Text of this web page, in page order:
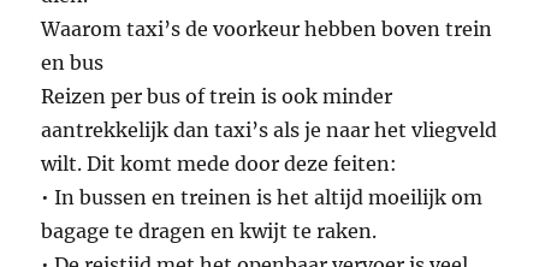
Waarom taxi’s de voorkeur hebben boven trein
en bus
Reizen per bus of trein is ook minder
aantrekkelijk dan taxi’s als je naar het vliegveld
wilt. Dit komt mede door deze feiten:
• In bussen en treinen is het altijd moeilijk om
bagage te dragen en kwijt te raken.